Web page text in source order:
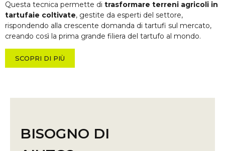
Questa tecnica permette di trasformare terreni agricoli in
tartufaie coltivate, gestite da esperti del settore,
rispondendo alla crescente domanda di tartufi sul mercato,
creando così la prima grande filiera del tartufo al mondo.
SCOPRI DI PIÙ
BISOGNO DI